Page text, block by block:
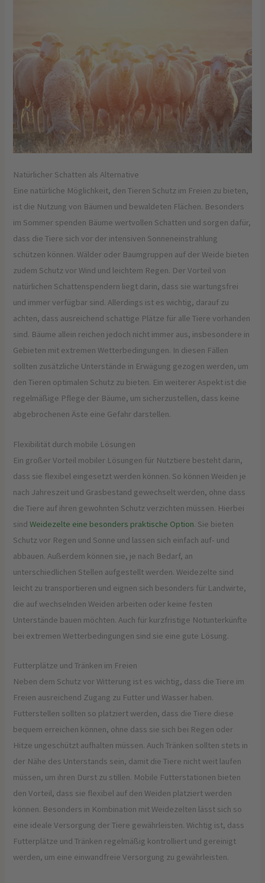
Natürlicher Schatten als Alternative
Eine natürliche Möglichkeit, den Tieren Schutz im Freien zu bieten,
ist die Nutzung von Bäumen und bewaldeten Flächen. Besonders
im Sommer spenden Bäume wertvollen Schatten und sorgen dafür,
dass die Tiere sich vor der intensiven Sonneneinstrahlung
schützen können. Wälder oder Baumgruppen auf der Weide bieten
zudem Schutz vor Wind und leichtem Regen. Der Vorteil von
natürlichen Schattenspendern liegt darin, dass sie wartungsfrei
und immer verfügbar sind. Allerdings ist es wichtig, darauf zu
achten, dass ausreichend schattige Plätze für alle Tiere vorhanden
sind. Bäume allein reichen jedoch nicht immer aus, insbesondere in
Gebieten mit extremen Wetterbedingungen. In diesen Fällen
sollten zusätzliche Unterstände in Erwägung gezogen werden, um
den Tieren optimalen Schutz zu bieten. Ein weiterer Aspekt ist die
regelmäßige Pflege der Bäume, um sicherzustellen, dass keine
abgebrochenen Äste eine Gefahr darstellen.
Flexibilität durch mobile Lösungen
Ein großer Vorteil mobiler Lösungen für Nutztiere besteht darin,
dass sie flexibel eingesetzt werden können. So können Weiden je
nach Jahreszeit und Grasbestand gewechselt werden, ohne dass
die Tiere auf ihren gewohnten Schutz verzichten müssen. Hierbei
sindWeidezelte eine besonders praktische Option. Sie bieten
Schutz vor Regen und Sonne und lassen sich einfach auf- und
abbauen. Außerdem können sie, je nach Bedarf, an
unterschiedlichen Stellen aufgestellt werden. Weidezelte sind
leicht zu transportieren und eignen sich besonders für Landwirte,
die auf wechselnden Weiden arbeiten oder keine festen
Unterstände bauen möchten. Auch für kurzfristige Notunterkünfte
bei extremen Wetterbedingungen sind sie eine gute Lösung.
Futterplätze und Tränken im Freien
Neben dem Schutz vor Witterung ist es wichtig, dass die Tiere im
Freien ausreichend Zugang zu Futter und Wasser haben.
Futterstellen sollten so platziert werden, dass die Tiere diese
bequem erreichen können, ohne dass sie sich bei Regen oder
Hitze ungeschützt aufhalten müssen. Auch Tränken sollten stets in
der Nähe des Unterstands sein, damit die Tiere nicht weit laufen
müssen, um ihren Durst zu stillen. Mobile Futterstationen bieten
den Vorteil, dass sie flexibel auf den Weiden platziert werden
können. Besonders in Kombination mit Weidezelten lässt sich so
eine ideale Versorgung der Tiere gewährleisten. Wichtig ist, dass
Futterplätze und Tränken regelmäßig kontrolliert und gereinigt
werden, um eine einwandfreie Versorgung zu gewährleisten.